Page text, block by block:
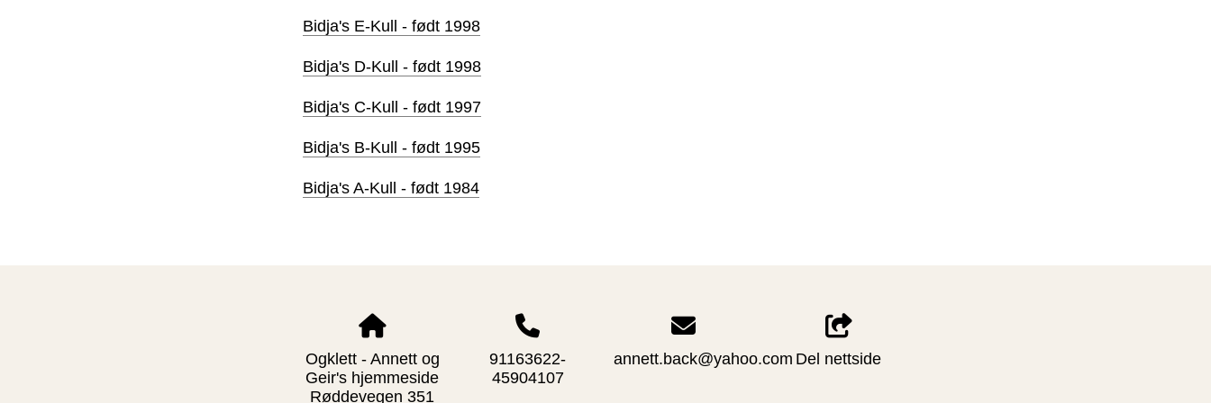
Bidja's E-Kull - født 1998
Bidja's D-Kull - født 1998
Bidja's C-Kull - født 1997
Bidja's B-Kull - født 1995
Bidja's A-Kull - født 1984
Ogklett - Annett og
Geir's hjemmeside
Røddevegen 351
91163622-
45904107
annett.back@yahoo.com Del nettside